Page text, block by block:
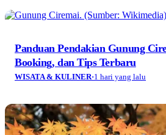
Panduan Pendakian Gunung
Booking, dan Tips Terbaru
WISATA & KULINER·1 hari yang lalu